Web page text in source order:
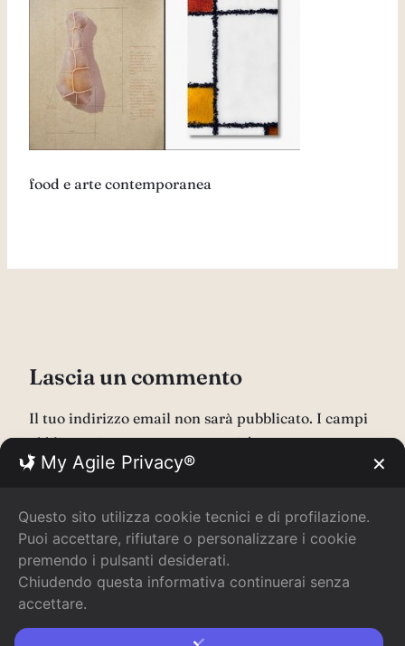
food e arte contemporanea
Lascia un commento
Il tuo indirizzo email non sarà pubblicato. I campi
obbligatori sono contrassegnati*
My Agile Privacy® ✕
Questo sito utilizza cookie tecnici e di profilazione.
Puoi accettare, rifiutare o personalizzare i cookie
premendo i pulsanti desiderati.
Chiudendo questa informativa continuerai senza
accettare.